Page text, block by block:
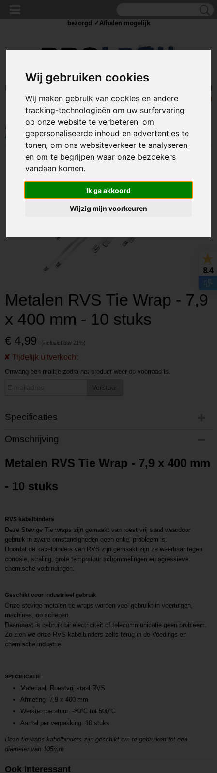
Wij gebruiken cookies
Wij maken gebruik van cookies en andere
tracking-technologieën om uw surfervaring
op onze website te verbeteren, om
gepersonaliseerde inhoud en advertenties te
tonen, om ons websiteverkeer te analyseren
en om te begrijpen waar onze bezoekers
vandaan komen.
Ik ga akkoord
Wijzig mijn voorkeuren
Inloggen Registreren
UW WINKELWAGEN
Geen producten
(0)
Home >TIE WRAP / KABELBINDER>Tie Wrap RVS metaal
RVS Tie Wrap - 7,9 x 400 mm - 10 stuks
Metalen RVS Tie Wrap - 7,9
x 400 mm - 10 stuks
€ 4,99
Ontvang een mailtje zodra het product weer op voorraad is.
Verstuur
Specificaties
Productcode
P201805091300
L201805091300
Omschrijving
Metalen RVS Tie Wrap - 7,9 x 400 mm
- 10 stuks
RVS kabelbinders
Deze Stevige Tie wraps zijn gemaakt van roest vrij staal waardoor
gebruik in zware omstandigheden geen enkel probleem is.
Doordat de kabelbinders van RVS zijn gemaakt zijn ze weerbaar tegen
corrosie, straling, grote tempratuur schommelingen en agressieve
chemische verbindingen.
Geschikt voor industrieel gebruik
Onze stevige metalen tie wraps worden veel gebruikt in voertuigen,
machines, op schepen.
Daarnaast is gebruik bij electriciteit of telecommunicatie geen probleem.
Zo zien we onze RVS kabelbinders zelfs terug in de Voedings en
chemische industrie
SPECIFICATIE
Materiaal: Roestvrij staal RVS
Afmeting: 7,9 x 400 mm
Werktemperatuur: -80°C tot 500°C
Aantal per verpakking: 10 stuks
Deze tiewraps kabelbinders zijn geschikt om te gebruiken tot een
diameter van 105mm
Ook interessant
bezorgd ✓Afhalen mogelijk
8.4